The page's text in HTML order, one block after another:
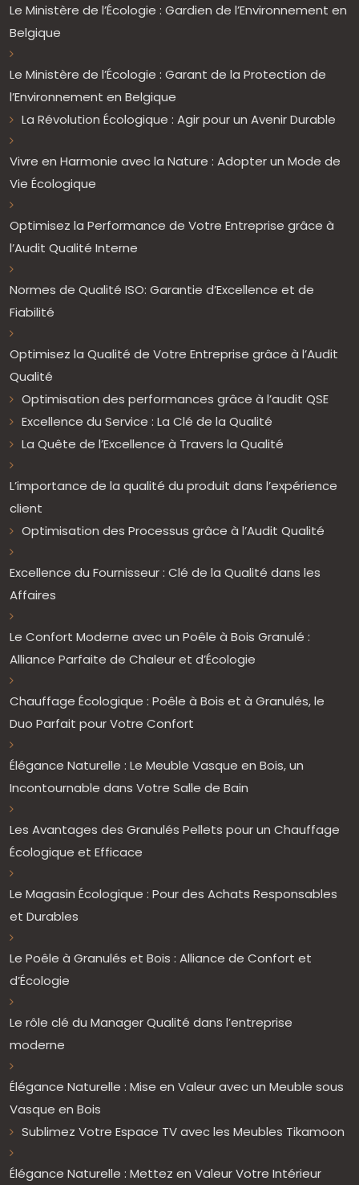
Le Ministère de l’Écologie : Gardien de l’Environnement en
Belgique
Le Ministère de l’Écologie : Garant de la Protection de
l’Environnement en Belgique
La Révolution Écologique : Agir pour un Avenir Durable
Vivre en Harmonie avec la Nature : Adopter un Mode de
Vie Écologique
Optimisez la Performance de Votre Entreprise grâce à
l’Audit Qualité Interne
Normes de Qualité ISO: Garantie d’Excellence et de
Fiabilité
Optimisez la Qualité de Votre Entreprise grâce à l’Audit
Qualité
Optimisation des performances grâce à l’audit QSE
Excellence du Service : La Clé de la Qualité
La Quête de l’Excellence à Travers la Qualité
L’importance de la qualité du produit dans l’expérience
client
Optimisation des Processus grâce à l’Audit Qualité
Excellence du Fournisseur : Clé de la Qualité dans les
Affaires
Le Confort Moderne avec un Poêle à Bois Granulé :
Alliance Parfaite de Chaleur et d’Écologie
Chauffage Écologique : Poêle à Bois et à Granulés, le
Duo Parfait pour Votre Confort
Élégance Naturelle : Le Meuble Vasque en Bois, un
Incontournable dans Votre Salle de Bain
Les Avantages des Granulés Pellets pour un Chauffage
Écologique et Efficace
Le Magasin Écologique : Pour des Achats Responsables
et Durables
Le Poêle à Granulés et Bois : Alliance de Confort et
d’Écologie
Le rôle clé du Manager Qualité dans l’entreprise
moderne
Élégance Naturelle : Mise en Valeur avec un Meuble sous
Vasque en Bois
Sublimez Votre Espace TV avec les Meubles Tikamoon
Élégance Naturelle : Mettez en Valeur Votre Intérieur